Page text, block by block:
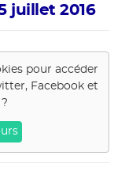
juillet 2016
pour accéder
Facebook et